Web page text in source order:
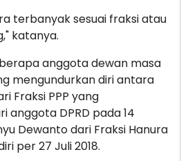
terbanyak sesuai fraksi atau
katanya.
anggota dewan masa
mengundurkan diri antara
Fraksi PPP yang
anggota DPRD pada 14
Dewanto dari Fraksi Hanura
per 27 Juli 2018.